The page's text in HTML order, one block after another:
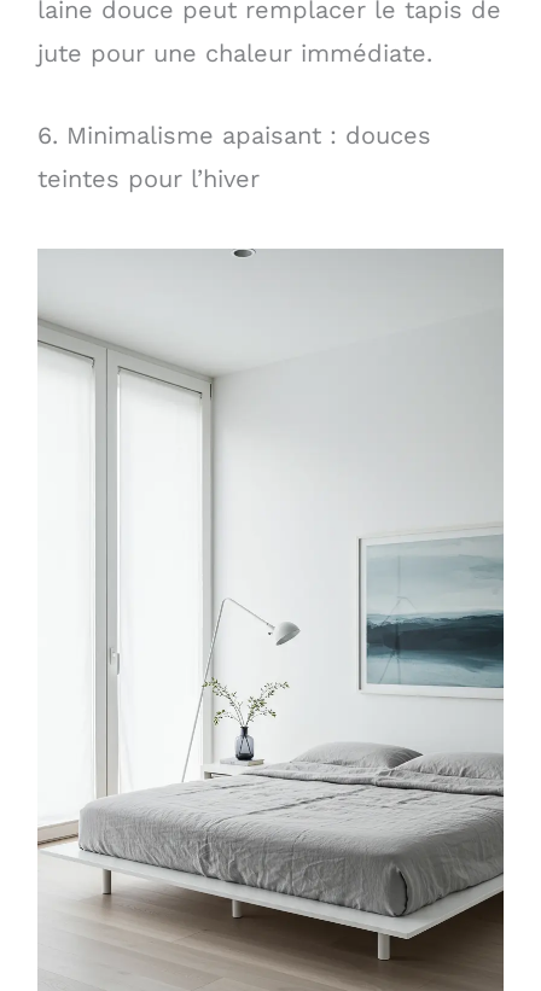
laine douce peut remplacer le tapis de
jute pour une chaleur immédiate.
6. Minimalisme apaisant : douces
teintes pour l’hiver